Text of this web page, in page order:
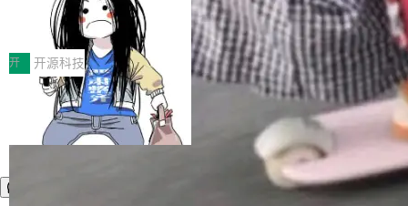
理两个方面，让用户的每一份算力都看得清、管
得住、用得稳、省得下、更安全！ 一、从现在开
始，Token使用一目...
作者）、Quoc Le（Google 大脑核心成员，Se
q2Seq 和 DocAI 的共同发明人）以及 Oriol Vin
yals（Gemini 联合负责人，AlphaSta...
耳科技研发的企业级终端编码智能体——一位全
中文驱动的数字员工，自主理解需求、规划步
骤、编写代码。不挑模型、不挑平台，curl 一行
装完即用。 开源地址：Gitee · GitCode · GitHu
b 安装 支持 Java 8+（8~26）、macOS / Linu
x / Windows / Harmony PC。 # macOS / Linu
x / Harmony PC curl -fsSL https://solon.noea
让“代码语义理解”深度释放AI Coding
价值潜能：华为云码道（CodeArts）
代码仓技术解析
一、代码仓深度理解技术的作用与价值 在软件工
程实践中，代码仓是企业核心知识资产的主要载
体。企业级代码仓库通常包含数十万乃至数百万
个文件，其规模远超单次模型调用可承载的上下
文窗口。随着项目规模的持续扩张与代码历史的
不断累积，代码仓中的模块关系、接口契约、业
务逻辑等关键信息往往分散于数十乃至数百个文
件之中，形成高度复杂的知识关联网络。传统的
开 开源科技